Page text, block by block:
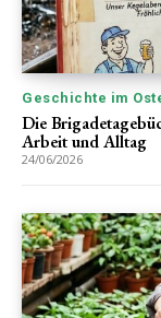
Geschichte im
Die
Arbeit und Alltag
24/06/2026